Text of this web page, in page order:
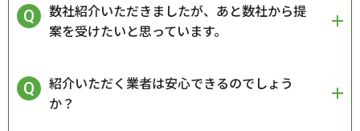
数社紹介いただきましたが、あと数社から提
案を受けたいと思っています。
紹介いただく業者は安心できるのでしょう
か？